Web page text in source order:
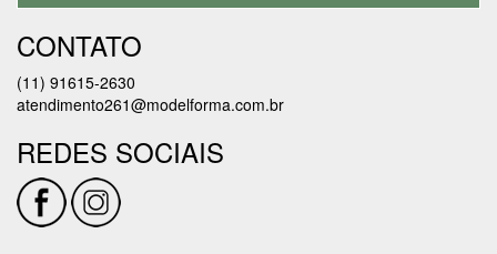
CONTATO
(11) 91615-2630
atendimento261@modelforma.com.br
REDES SOCIAIS